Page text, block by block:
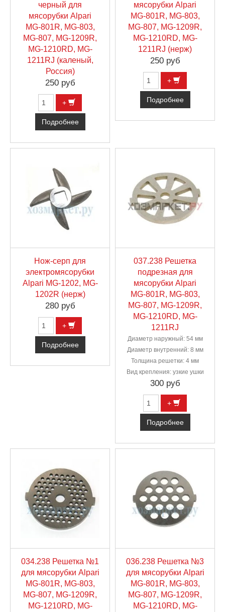
черный для
мясорубки Alpari
MG-801R, MG-803,
MG-807, MG-1209R,
MG-1210RD, MG-
1211RJ (каленый,
Россия)
250 руб
+
Подробнее
мясорубки Alpari
MG-801R, MG-803,
MG-807, MG-1209R,
MG-1210RD, MG-
1211RJ (нерж)
250 руб
+
Подробнее
Нож-серп для
электромясорубки
Alpari MG-1202, MG-
1202R (нерж)
280 руб
+
Подробнее
037.238 Решетка
подрезная для
мясорубки Alpari
MG-801R, MG-803,
MG-807, MG-1209R,
MG-1210RD, MG-
1211RJ
Диаметр наружный: 54 мм
Диаметр внутренний: 8 мм
Толщина решетки: 4 мм
Вид крепления: узкие ушки
300 руб
+
Подробнее
034.238 Решетка №1
для мясорубки Alpari
MG-801R, MG-803,
MG-807, MG-1209R,
MG-1210RD, MG-
036.238 Решетка №3
для мясорубки Alpari
MG-801R, MG-803,
MG-807, MG-1209R,
MG-1210RD, MG-